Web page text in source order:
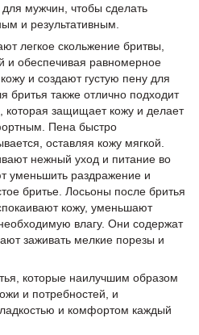
мужчин, чтобы сделать
и результативным.
легкое скольжение бритвы,
и обеспечивая равномерное
и создают густую пену для
бритья также отлично подходит
которая защищает кожу и делает
Пена быстро
оставляя кожу мягкой.
нежный уход и питание во
уменьшить раздражение и
бритье. Лосьоны после бритья
кожу, уменьшают
влагу. Они содержат
заживать мелкие порезы и
которые наилучшим образом
и потребностей, и
и комфортом каждый